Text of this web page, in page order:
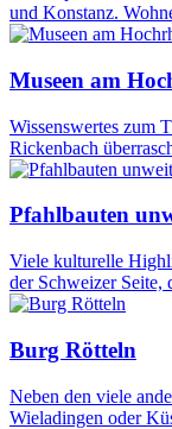
und Konstanz.
Museen am
Wissenswertes zum
Rickenbach
Pfahlbauten
Viele kulturelle
der Schweizer
Burg Rötteln
Neben den viele
Wieladingen oder